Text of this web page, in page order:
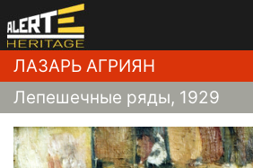
ЛАЗАРЬ АГРИЯН
Лепешечные ряды, 1929